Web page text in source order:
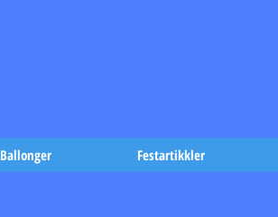
Ballonger Festartikkler